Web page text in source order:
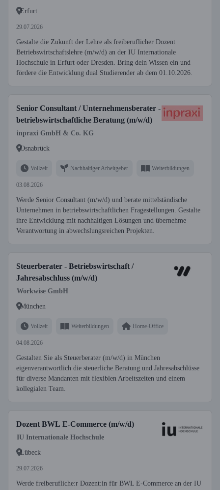
Erfurt
29.07.2026
Gestalte die Zukunft der Lehre als freiberuflicher Dozent
Betriebswirtschaftslehre (m/w/d) an der IU Internationale
Hochschule in Erfurt oder Dresden. Bring dein Wissen ein und
fördere die Entwicklung dual Studierender ab dem 01.10.2026.
Senior Consultant / Unternehmensberater -
betriebswirtschaftliche Beratung (m/w/d)
inpraxi GmbH & Co. KG
Osnabrück
Vollzeit Nachhaltiger Arbeitgeber Weiterbildungen
03.08.2026
Werde Senior Consultant (m/w/d) und berate mittelständische
Unternehmen in betriebswirtschaftlichen Fragestellungen. Gestalte
ihre Entwicklung mit nachhaltigen Lösungen und übernehme
Verantwortung in abwechslungsreichen Projekten.
Steuerberater - Betriebswirtschaft /
Jahresabschluss (m/w/d)
Workwise GmbH
München
Vollzeit Weiterbildungen Home-Office
04.08.2026
Gestalten Sie als Steuerberater (m/w/d) in München
eigenverantwortlich die steuerliche Beratung und Jahresabschlüsse
für diverse Mandanten mit flexiblen Arbeitszeiten und einem
kollegialen Team.
Dozent BWL E-Commerce (m/w/d)
IU Internationale Hochschule
Lübeck
29.07.2026
Werde freiberufliche:r Dozent:in für BWL E-Commerce an der IU